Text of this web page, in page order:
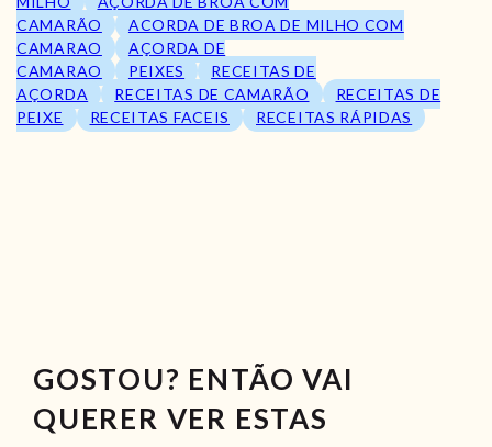
CAMARÃO
ACORDA DE BROA DE MILHO COM
CAMARAO
AÇORDA DE
CAMARAO
PEIXES
RECEITAS DE
AÇORDA
RECEITAS DE CAMARÃO
RECEITAS DE
PEIXE
RECEITAS FACEIS RECEITAS RÁPIDAS
GOSTOU? ENTÃO VAI
QUERER VER ESTAS